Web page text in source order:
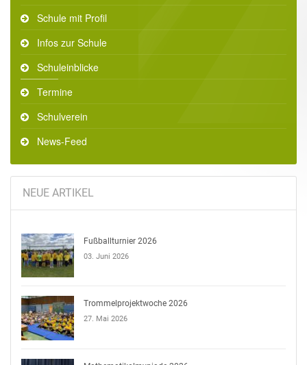
Schule mit Profil
Infos zur Schule
Schuleinblicke
Termine
Schulverein
News-Feed
NEUE ARTIKEL
Fußballturnier 2026
03. Juni 2026
Trommelprojektwoche 2026
27. Mai 2026